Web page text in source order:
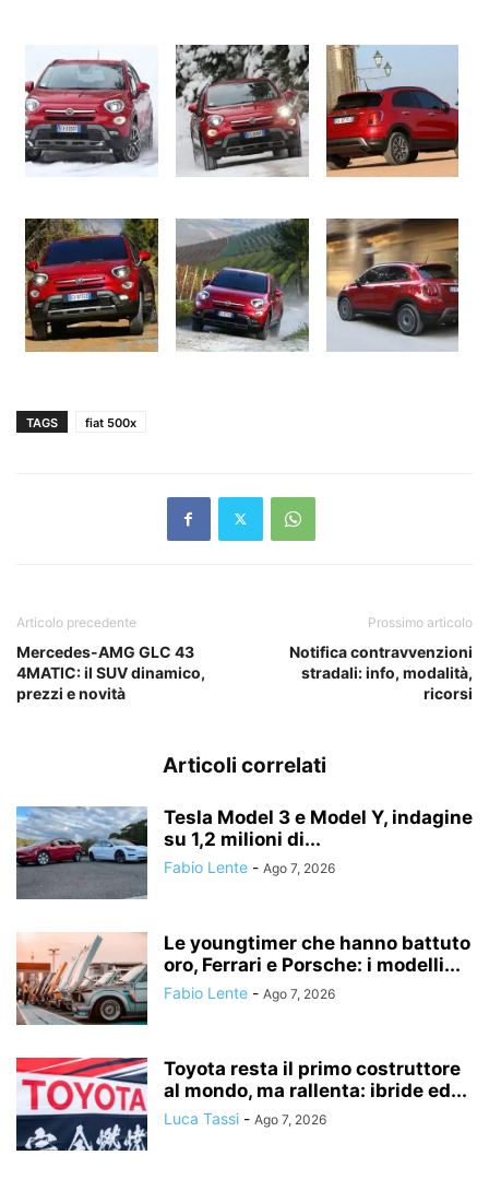
TAGS fiat 500x
Articolo precedente
Mercedes-AMG GLC 43
4MATIC: il SUV dinamico,
prezzi e novità
Prossimo articolo
Notifica contravvenzioni
stradali: info, modalità,
ricorsi
Articoli correlati
Tesla Model 3 e Model Y, indagine
su 1,2 milioni di...
Fabio Lente - Ago 7, 2026
Le youngtimer che hanno battuto
oro, Ferrari e Porsche: i modelli...
Fabio Lente - Ago 7, 2026
Toyota resta il primo costruttore
al mondo, ma rallenta: ibride ed...
Luca Tassi - Ago 7, 2026